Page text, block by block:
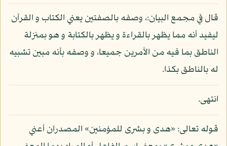
قال في مجمع البيان:، وصفه بالصفتين يعني الكتاب و القرآن
ليفيد أنه مما يظهر بالقراءة و يظهر بالكتابة و هو بمنزلة
الناطق بما فيه من الأمرين جميعا، و وصفه بأنه مبين تشبيه
له بالناطق بكذا.
انتهى.
قوله تعالى: «هدى و بشرى للمؤمنين» المصدران أعني